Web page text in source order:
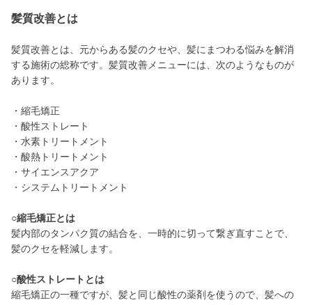
髪質改善とは
髪質改善とは、元からある髪のクセや、髪にまつわる悩みを解消
する施術の総称です。髪質改善メニューには、次のようなものが
あります。
・縮毛矯正
・酸性ストレート
・水素トリートメント
・酸熱トリートメント
・サイエンスアクア
・システムトリートメント
○縮毛矯正とは
髪内部のタンパク質の結合を、一時的に切って繋ぎ直すことで、
髪のクセを軽減します。
○酸性ストレートとは
縮毛矯正の一種ですが、髪と同じ酸性の薬剤を使うので、髪への